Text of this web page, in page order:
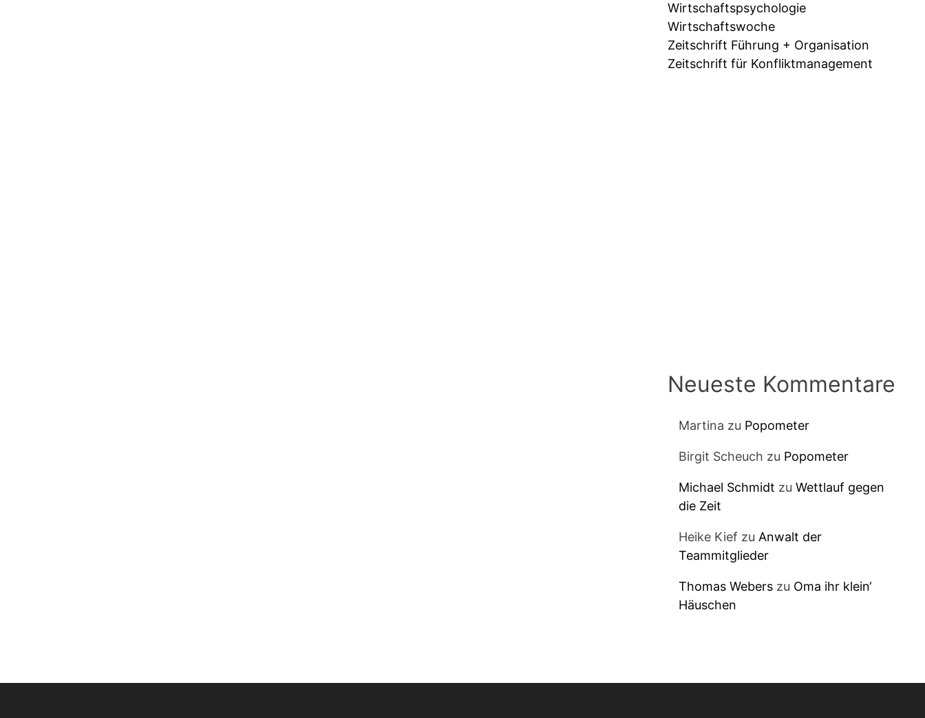
Wirtschaftspsychologie
Wirtschaftswoche
Zeitschrift Führung + Organisation
Zeitschrift für Konfliktmanagement
Neueste Kommentare
Martina zu Popometer
Birgit Scheuch zu Popometer
Michael Schmidt zu Wettlauf gegen
die Zeit
Heike Kief zu Anwalt der
Teammitglieder
Thomas Weberszu Oma ihr klein‘
Häuschen